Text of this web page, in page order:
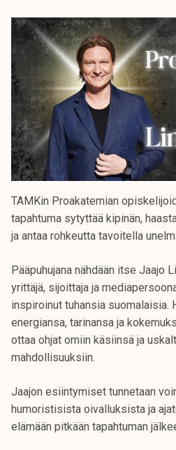
TAMKin Proakatemian
tapahtuma sytyttää kipinän,
ja antaa rohkeutta tavoitella
Pääpuhujana nähdään itse Jaajo
yrittäjä, sijoittaja ja
inspiroinut tuhansia suomalaisia.
energiansa, tarinansa ja
ottaa ohjat omiin käsiinsä ja
mahdollisuuksiin.
Jaajon esiintymiset tunnetaan
humoristisista oivalluksista ja
elämään pitkään tapahtuman